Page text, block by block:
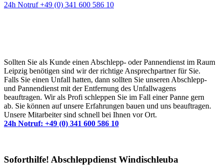
24h Notruf +49 (0) 341 600 586 10
Sollten Sie als Kunde einen Abschlepp- oder Pannendienst im Raum
Leipzig benötigen sind wir der richtige Ansprechpartner für Sie.
Falls Sie einen Unfall hatten, dann sollten Sie unseren Abschlepp-
und Pannendienst mit der Entfernung des Unfallwagens
beauftragen. Wir als Profi schleppen Sie im Fall einer Panne gern
ab. Sie können auf unsere Erfahrungen bauen und uns beauftragen.
Unsere Mitarbeiter sind schnell bei Ihnen vor Ort.
24h Notruf: +49 (0) 341 600 586 10
Soforthilfe! Abschleppdienst Windischleuba